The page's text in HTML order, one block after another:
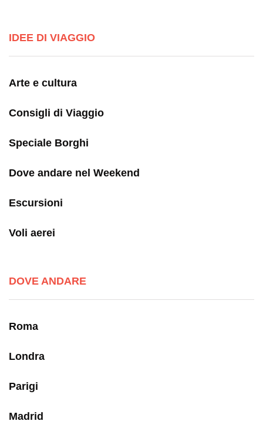
IDEE DI VIAGGIO
Arte e cultura
Consigli di Viaggio
Speciale Borghi
Dove andare nel Weekend
Escursioni
Voli aerei
DOVE ANDARE
Roma
Londra
Parigi
Madrid